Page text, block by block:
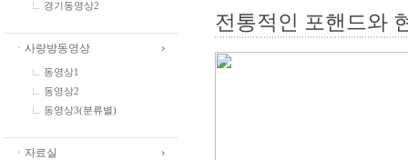
경기동영상2
ㆍ사랑방동영상
동영상1
동영상2
동영상3(분류별)
ㆍ자료실
전통적인 포핸드와